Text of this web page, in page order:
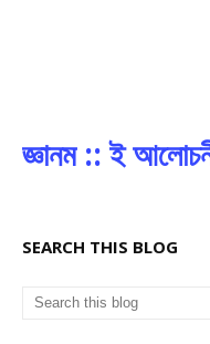
জ্ঞানম :: ই
SEARCH THIS BLOG